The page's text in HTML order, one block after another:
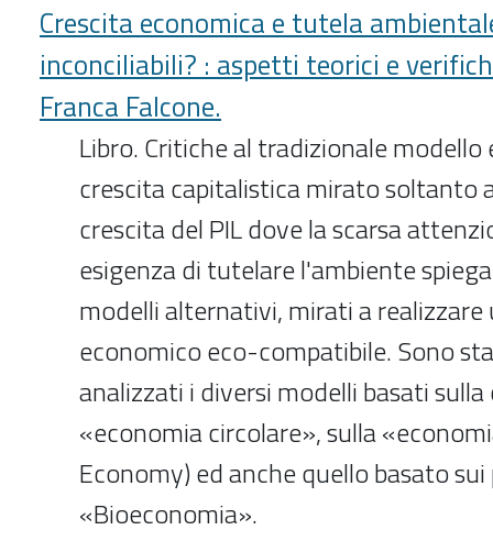
Crescita economica e tutela
inconciliabili? : aspetti teorici e
Franca Falcone.
Libro. Critiche al tradizionale
crescita capitalistica mirato soltanto
crescita del PIL dove la scarsa
esigenza di tutelare l'ambiente
modelli alternativi, mirati a realizzare
economico eco-compatibile. Sono
analizzati i diversi modelli basati
«economia circolare», sulla
Economy) ed anche quello basato
«Bioeconomia».